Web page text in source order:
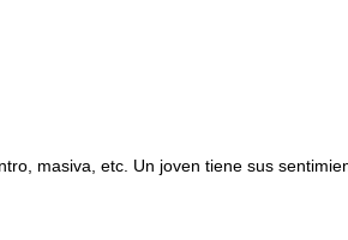
masiva, etc. Un joven tiene sus